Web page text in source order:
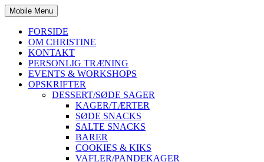
Mobile Menu
FORSIDE
OM CHRISTINE
KONTAKT
PERSONLIG TRÆNING
EVENTS & WORKSHOPS
OPSKRIFTER
DESSERT/SØDE SAGER
KAGER/TÆRTER
SØDE SNACKS
SALTE SNACKS
BARER
COOKIES & KIKS
VAFLER/PANDEKAGER